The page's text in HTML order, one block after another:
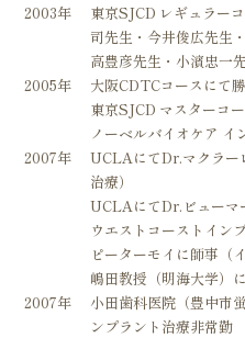
2003年
東京SJCD レギュラー
司先生・今井俊広先生
高豊彦先生・小濱忠一
2005年
大阪CDTCコースにて
東京SJCD マスターコ
ノーベルバイオケア イ
2007年
UCLAにてDr.マクラー
治療）
UCLAにてDr.ビューマ
ウエストコーストイン
ピーターモイに師事（
嶋田教授（明海大学）
2007年
小田歯科医院（豊中市
ンプラント治療非常勤